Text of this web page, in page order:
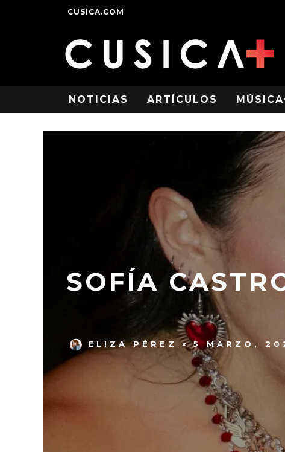
CUSICA.COM
NOTICIAS ARTÍCULOS
SOFÍA
ELIZA PÉREZ 5 MARZO,